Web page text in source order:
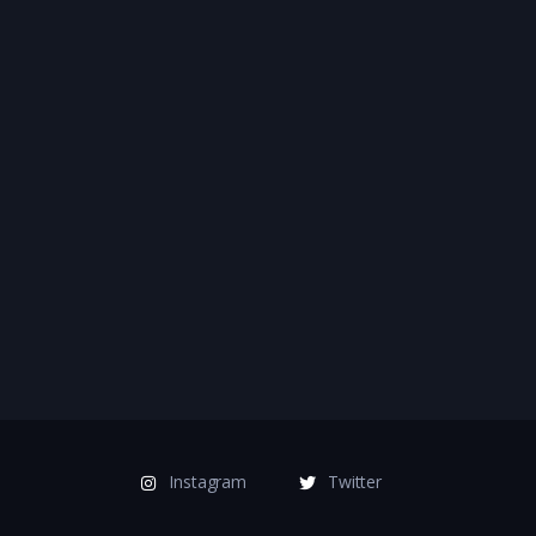
Instagram Twitter